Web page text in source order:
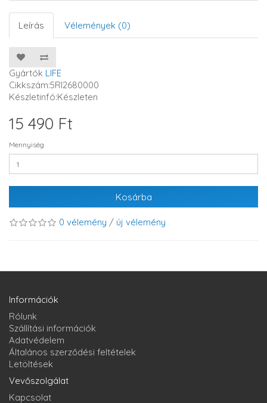
Leírás Vélemények (0)
Gyártók LIFE
Cikkszám:5RI2680000
Készletinfó:Készleten
15 490 Ft
Mennyiség
Kosárba
0 vélemény / új vélemény
Információk
Rólunk
Szállítási információk
Adatvédelem
Általános szerződési feltételek
Letöltések
Vevőszolgálat
Kapcsolat